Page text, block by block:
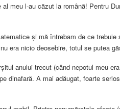
al meu l-au căzut la română! Pentru
și mă întrebam de ce
era nicio deosebire, totul se putea
anului trecut (când nepotul meu
dinafară. A mai adăugat, foarte